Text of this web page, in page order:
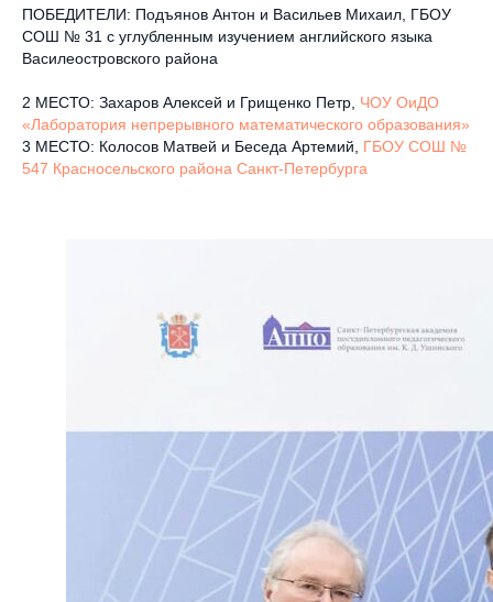
ПОБЕДИТЕЛИ: Подъянов Антон и Васильев Михаил, ГБОУ
СОШ № 31 с углубленным изучением английского языка
Василеостровского района
2 МЕСТО: Захаров Алексей и Грищенко Петр, ЧОУ ОиДО
«Лаборатория непрерывного математического образования»
3 МЕСТО: Колосов Матвей и Беседа Артемий, ГБОУ СОШ №
547 Красносельского района Санкт-Петербурга